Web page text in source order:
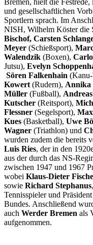
und gesellschaftlichen
Sportlern sprach. Im
NISH, Wilhelm Köster die
Bischof, Carsten
Meyer (Schießsport),
Walendzik (Boxen),
Jutsu), Evelyn
Sören Falkenhain
Kowert (Rudern), Annika
Müller (Fußball),
Kutscher (Reitsport),
Flessner (Segelsport),
Kues (Basketball), Uwe
Wagner (Triathlon) und
wurden zudem die bereits
Luis Ries, der in den
aus der durch das NS-
zwischen 1947 und 1967
wobei Klaus-Dieter
sowie Richard Stephanus
Tennisspieler und
Bundes. Anschließend
auch Werder Bremen als
aufgenommen.